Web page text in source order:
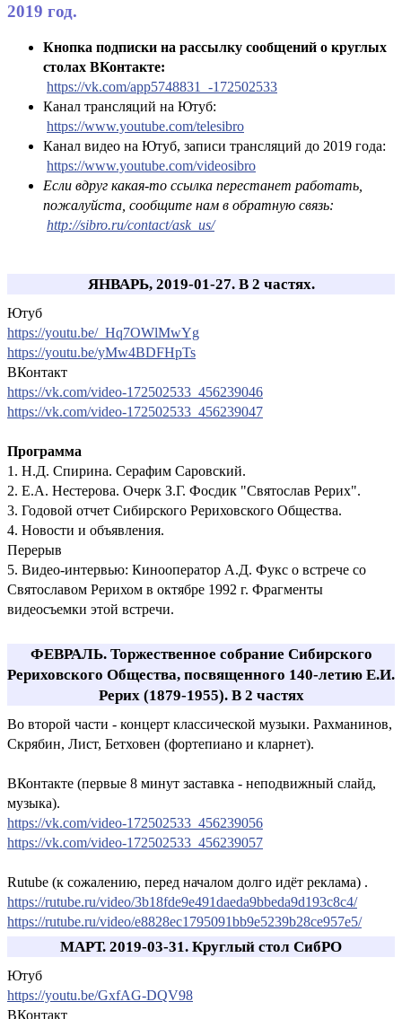
2019 год.
Кнопка подписки на рассылку сообщений о круглых
столах ВКонтакте:
https://vk.com/app5748831_-172502533
Канал трансляций на Ютуб:
https://www.youtube.com/telesibro
Канал видео на Ютуб, записи трансляций до 2019 года:
https://www.youtube.com/videosibro
Если вдруг какая-то ссылка перестанет работать,
пожалуйста, сообщите нам в обратную связь:
http://sibro.ru/contact/ask_us/
ЯНВАРЬ, 2019-01-27. В 2 частях.
Ютуб
https://youtu.be/_Hq7OWlMwYg
https://youtu.be/yMw4BDFHpTs
ВКонтакт
https://vk.com/video-172502533_456239046
https://vk.com/video-172502533_456239047
Программа
1. Н.Д. Спирина. Серафим Саровский.
2. Е.А. Нестерова. Очерк З.Г. Фосдик "Святослав Рерих".
3. Годовой отчет Сибирского Рериховского Общества.
4. Новости и объявления.
Перерыв
5. Видео-интервью: Кинооператор А.Д. Фукс о встрече со
Святославом Рерихом в октябре 1992 г. Фрагменты
видеосъемки этой встречи.
ФЕВРАЛЬ. Торжественное собрание Сибирского
Рериховского Общества, посвященного 140-летию Е.И.
Рерих (1879-1955). В 2 частях
Во второй части - концерт классической музыки. Рахманинов,
Скрябин, Лист, Бетховен (фортепиано и кларнет).
ВКонтакте (первые 8 минут заставка - неподвижный слайд,
музыка).
https://vk.com/video-172502533_456239056
https://vk.com/video-172502533_456239057
Rutube (к сожалению, перед началом долго идёт реклама) .
https://rutube.ru/video/3b18fde9e491daeda9bbeda9d193c8c4/
https://rutube.ru/video/e8828ec1795091bb9e5239b28ce957e5/
МАРТ. 2019-03-31. Круглый стол СибРО
Ютуб
https://youtu.be/GxfAG-DQV98
ВКонтакт